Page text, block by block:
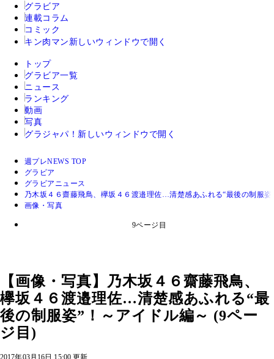
グラビア
連載コラム
コミック
キン肉マン 新しいウィンドウで開く
トップ
グラビア一覧
ニュース
ランキング
動画
写真
グラジャパ！ 新しいウィンドウで開く
週プレNEWS TOP
グラビア
グラビアニュース
乃木坂４６齋藤飛鳥、欅坂４６渡邉理佐…清楚感あふれる“最後の制服姿
画像・写真
9ページ目
【画像・写真】乃木坂４６齋藤飛鳥、
欅坂４６渡邉理佐…清楚感あふれる“最
後の制服姿”！～アイドル編～ (9ペー
ジ目)
2017年03月16日 15:00 更新